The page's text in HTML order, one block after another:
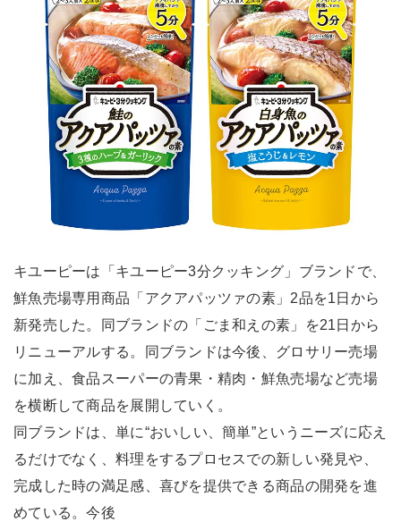
キユーピーは「キユーピー3分クッキング」ブランドで、
鮮魚売場専用商品「アクアパッツァの素」2品を1日から
新発売した。同ブランドの「ごま和えの素」を21日から
リニューアルする。同ブランドは今後、グロサリー売場
に加え、食品スーパーの青果・精肉・鮮魚売場など売場
を横断して商品を展開していく。
同ブランドは、単に“おいしい、簡単”というニーズに応え
るだけでなく、料理をするプロセスでの新しい発見や、
完成した時の満足感、喜びを提供できる商品の開発を進
めている。今後